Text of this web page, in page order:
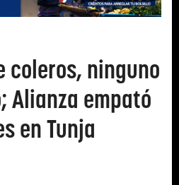
coleros, ninguno
Alianza empató
en Tunja